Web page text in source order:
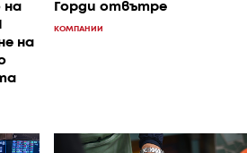
на
на
Горди отвътре
КОМПАНИИ